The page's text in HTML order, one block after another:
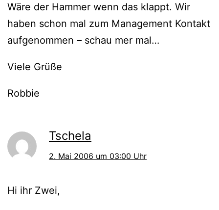
Wäre der Hammer wenn das klappt. Wir
haben schon mal zum Management Kontakt
aufgenommen – schau mer mal…
Viele Grüße
Robbie
Tschela
2. Mai 2006 um 03:00 Uhr
Hi ihr Zwei,